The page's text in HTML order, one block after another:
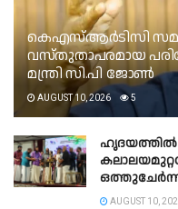
കെഎസ്ആർടിസി
വസ്തുതാപരമായ
മന്ത്രി സി.പി ജോൺ
AUGUST 10, 2026 5
ഹൃദയത്തിൽ
AUGUST 10,